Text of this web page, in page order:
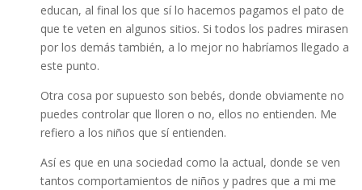
educan, al final los que sí lo hacemos pagamos el pato de
que te veten en algunos sitios. Si todos los padres mirasen
por los demás también, a lo mejor no habríamos llegado a
este punto.
Otra cosa por supuesto son bebés, donde obviamente no
puedes controlar que lloren o no, ellos no entienden. Me
refiero a los niños que sí entienden.
Así es que en una sociedad como la actual, donde se ven
tantos comportamientos de niños y padres que a mi me